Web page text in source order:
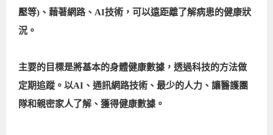
壓等)、藉著網路、AI技術，可以遠距離了解病患的健康狀
況。
主要的目標是將基本的身體健康數據，透過科技的方法做
定期追蹤。以AI、通訊網路技術、最少的人力、讓醫護團
隊和親密家人了解、獲得健康數據。